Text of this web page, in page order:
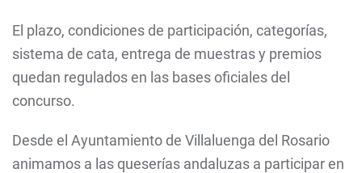
El plazo, condiciones de participación, categorías,
sistema de cata, entrega de muestras y premios
quedan regulados en las bases oficiales del
concurso.
Desde el Ayuntamiento de Villaluenga del Rosario
animamos a las queserías andaluzas a participar en